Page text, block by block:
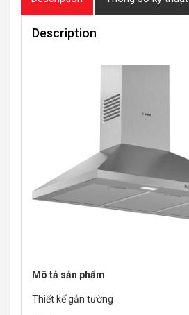
Description
Mô tả sản phẩm
Thiết kế gắn tường